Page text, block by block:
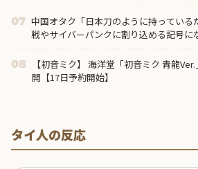
07 中国オタク「日本刀のように持っている
戦やサイバーパンクに割り込める記号に
08
【初音ミク】 海洋堂「初音ミク 青龍
開【17日予約開始】
タイ人の反応